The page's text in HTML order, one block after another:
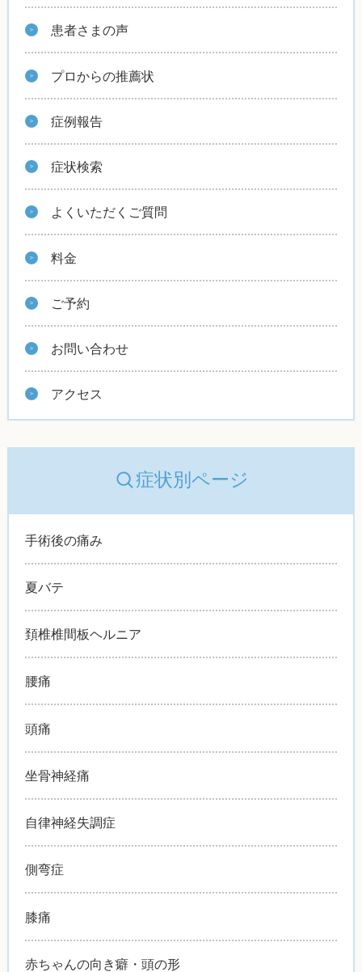
患者さまの声
プロからの推薦状
症例報告
症状検索
よくいただくご質問
料金
ご予約
お問い合わせ
アクセス
症状別ページ
手術後の痛み
夏バテ
頚椎椎間板ヘルニア
腰痛
頭痛
坐骨神経痛
自律神経失調症
側弯症
膝痛
赤ちゃんの向き癖・頭の形